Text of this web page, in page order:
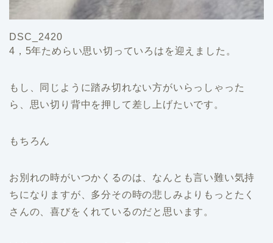
DSC_2420
4，5年ためらい思い切っていろはを迎えました。
もし、同じように踏み切れない方がいらっしゃった
ら、思い切り背中を押して差し上げたいです。
もちろん
お別れの時がいつかくるのは、なんとも言い難い気持
ちになりますが、多分その時の悲しみよりもっとたく
さんの、喜びをくれているのだと思います。